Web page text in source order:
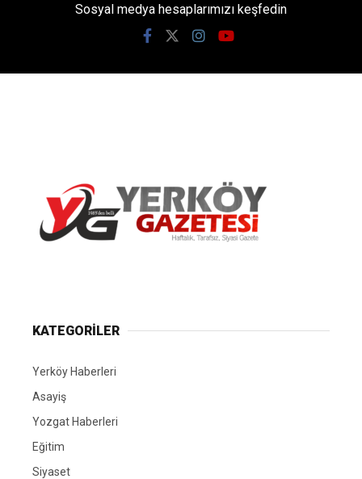
Sosyal medya hesaplarımızı keşfedin
KATEGORİLER
Yerköy Haberleri
Asayiş
Yozgat Haberleri
Eğitim
Siyaset